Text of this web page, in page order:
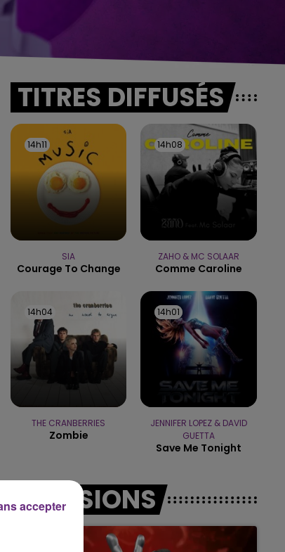
7h00 - 12h00
LE WEEK-END CHAMPAGNE FM
TITRES DIFFUSÉS
14h11
14h11
SIA
Courage To Change
14h08
14h08
ZAHO & MC SOLAAR
Comme Caroline
14h04
14h04
THE CRANBERRIES
Zombie
14h01
14h01
JENNIFER LOPEZ & DAVID
GUETTA
Save Me Tonight
EMISSIONS
accepter